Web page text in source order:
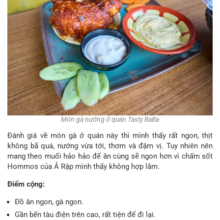
Món gà nướng ở quán Tasty BaBa
Đánh giá về món gà ở quán này thì mình thấy rất ngon, thịt
không bã quá, nướng vừa tới, thơm và đậm vị. Tuy nhiên nên
mang theo muối hảo hảo để ăn cùng sẽ ngon hơn vì chấm sốt
Hommos của Ả Rập mình thấy không hợp lắm.
Điểm cộng:
Đồ ăn ngon, gà ngon.
Gần bến tàu điện trên cao, rất tiện để đi lại.